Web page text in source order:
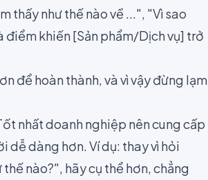
thấy như thế nào về ...", "Vì sao
điểm khiến [Sản phẩm/Dịch vụ] trở
để hoàn thành, và vì vậy đừng lạm
nhất doanh nghiệp nên cung cấp
dễ dàng hơn. Ví dụ: thay vì hỏi
nào?", hãy cụ thể hơn, chẳng